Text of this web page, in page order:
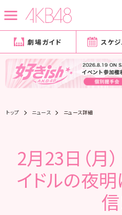
劇場ガイド スケ
トップ ニュース ニュース詳細
2月23日（月
イドルの夜
信